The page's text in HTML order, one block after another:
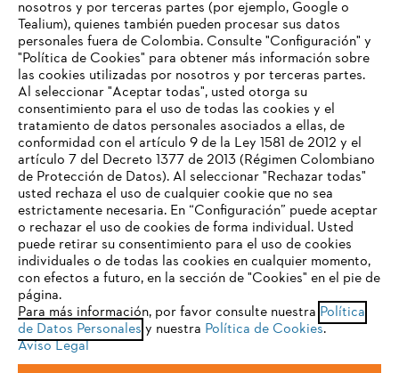
Nuestra empresa
Preguntas frecuentes
Contacto
Política tratamiento de datos personales Aviso legal
Cookies Información legal
TU NAVEGADOR NO ES
COMPATIBLE
El navegador que estás utilizando no es compatible con
nuestra página web. Para que puedas disfrutar de nuestro
contenido, utiliza uno de los siguientes navegadores:
firefox chrome
safari edge
nosotros y por terceras partes (por ejemplo, Google o
Tealium), quienes también pueden procesar sus datos
personales fuera de Colombia. Consulte "Configuración" y
"Política de Cookies" para obtener más información sobre
las cookies utilizadas por nosotros y por terceras partes.
Al seleccionar "Aceptar todas", usted otorga su
consentimiento para el uso de todas las cookies y el
tratamiento de datos personales asociados a ellas, de
conformidad con el artículo 9 de la Ley 1581 de 2012 y el
artículo 7 del Decreto 1377 de 2013 (Régimen Colombiano
de Protección de Datos). Al seleccionar "Rechazar todas"
usted rechaza el uso de cualquier cookie que no sea
estrictamente necesaria. En “Configuración” puede aceptar
o rechazar el uso de cookies de forma individual. Usted
puede retirar su consentimiento para el uso de cookies
individuales o de todas las cookies en cualquier momento,
con efectos a futuro, en la sección de "Cookies" en el pie de
página.
Para más información, por favor consulte nuestra Política
de Datos Personales y nuestra Política de Cookies.
Aviso Legal